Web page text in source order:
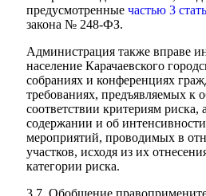
предусмотренные частью 3
закона № 248-ФЗ.
Администрация также вправе
население Карачаевского
собраниях и конференциях
требованиях, предъявляемых к
соответствии критериям риска,
содержании и об
мероприятий, проводимых в
участков, исходя из их
категории риска.
3.7. Обобщение